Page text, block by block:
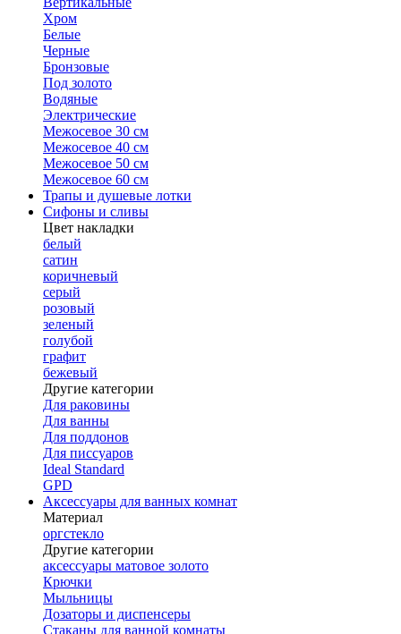
Хром
Белые
Черные
Бронзовые
Под золото
Водяные
Электрические
Межосевое 30 см
Межосевое 40 см
Межосевое 50 см
Межосевое 60 см
Трапы и душевые лотки
Сифоны и сливы
Цвет накладки
белый
сатин
коричневый
серый
розовый
зеленый
голубой
графит
бежевый
Другие категории
Для раковины
Для ванны
Для поддонов
Для писсуаров
Ideal Standard
GPD
Аксессуары для ванных комнат
Материал
оргстекло
Другие категории
аксессуары матовое золото
Крючки
Мыльницы
Дозаторы и диспенсеры
Стаканы для ванной комнаты